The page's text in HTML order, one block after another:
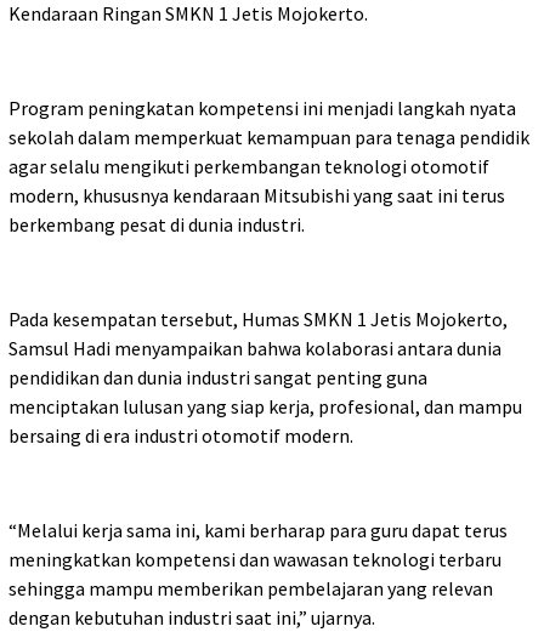
Kendaraan Ringan SMKN 1 Jetis Mojokerto.
Program peningkatan kompetensi ini menjadi langkah nyata
sekolah dalam memperkuat kemampuan para tenaga pendidik
agar selalu mengikuti perkembangan teknologi otomotif
modern, khususnya kendaraan Mitsubishi yang saat ini terus
berkembang pesat di dunia industri.
Pada kesempatan tersebut, Humas SMKN 1 Jetis Mojokerto,
Samsul Hadi menyampaikan bahwa kolaborasi antara dunia
pendidikan dan dunia industri sangat penting guna
menciptakan lulusan yang siap kerja, profesional, dan mampu
bersaing di era industri otomotif modern.
“Melalui kerja sama ini, kami berharap para guru dapat terus
meningkatkan kompetensi dan wawasan teknologi terbaru
sehingga mampu memberikan pembelajaran yang relevan
dengan kebutuhan industri saat ini,” ujarnya.